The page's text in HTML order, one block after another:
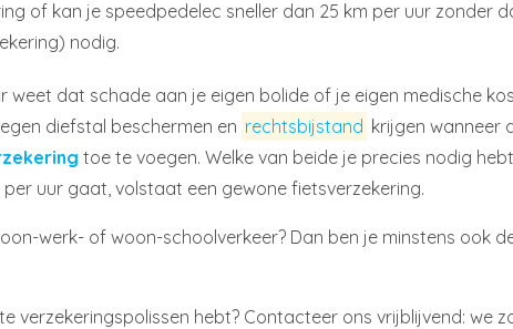
of kan je speedpedelec sneller dan 25 km per uur zonder
nodig.
weet dat schade aan je eigen bolide of je eigen medische
diefstal beschermen en rechtsbijstand krijgen wanneer
toe te voegen. Welke van beide je precies nodig
uur gaat, volstaat een gewone fietsverzekering.
werk- of woon-schoolverkeer? Dan ben je minstens ook
verzekeringspolissen hebt? Contacteer ons vrijblijvend: